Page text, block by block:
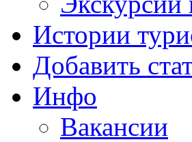
Истории
Добавить
Инфо
Вакансии